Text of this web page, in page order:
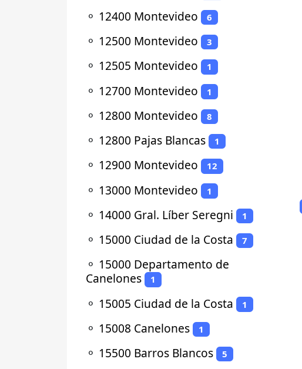
⚬ 12400 Montevideo 6
⚬ 12500 Montevideo 3
⚬ 12505 Montevideo 1
⚬ 12700 Montevideo 1
⚬ 12800 Montevideo 8
⚬ 12800 Pajas Blancas 1
⚬ 12900 Montevideo 12
⚬ 13000 Montevideo 1
⚬ 14000 Gral. Líber Seregni 1
⚬ 15000 Ciudad de la Costa 7
⚬ 15000 Departamento de
Canelones
1
⚬ 15005 Ciudad de la Costa 1
⚬ 15008 Canelones 1
⚬ 15500 Barros Blancos 5